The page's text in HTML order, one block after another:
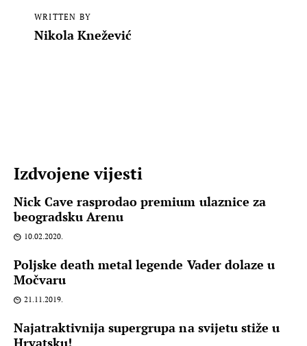
WRITTEN BY
Nikola Knežević
Izdvojene vijesti
Nick Cave rasprodao premium ulaznice za
beogradsku Arenu
10.02.2020.
Poljske death metal legende Vader dolaze u
Močvaru
21.11.2019.
Najatraktivnija supergrupa na svijetu stiže u
Hrvatsku!